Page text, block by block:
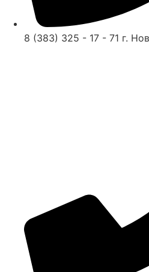
8 (383) 325 - 17 - 71 г.